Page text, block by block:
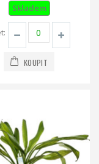
Skladem
KOUPIT